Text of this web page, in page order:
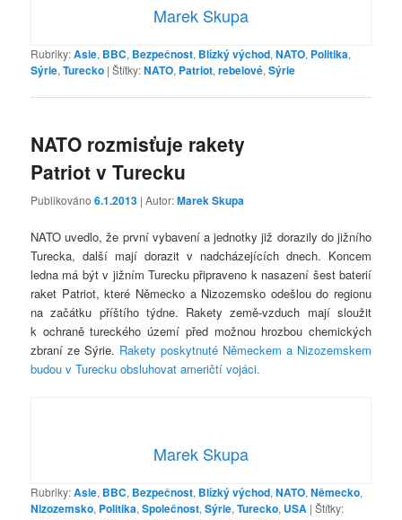
Marek Skupa
Rubriky:Asie, BBC, Bezpečnost, Blízký východ,NATO, Politika,
Sýrie,Turecko |Štítky:NATO, Patriot,rebelové,Sýrie
NATO rozmisťuje rakety
Patriot v Turecku
Publikováno6.1.2013 | Autor:Marek Skupa
NATO uvedlo, že první vybavení a jednotky již dorazily do jižního
Turecka, další mají dorazit v nadcházejících dnech. Koncem
ledna má být v jižním Turecku připraveno k nasazení šest baterií
raket Patriot, které Německo a Nizozemsko odešlou do regionu
na začátku příštího týdne. Rakety země-vzduch mají sloužit
k ochraně tureckého území před možnou hrozbou chemických
zbraní ze Sýrie. Rakety poskytnuté Německem a Nizozemskem
budou v Turecku obsluhovat američtí vojáci.
Marek Skupa
Rubriky:Asie, BBC, Bezpečnost, Blízký východ,NATO,Německo,
Nizozemsko, Politika,Společnost,Sýrie,Turecko, USA |Štítky: